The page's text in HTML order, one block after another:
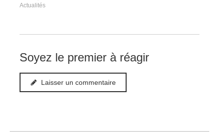
Actualités
Soyez le premier à réagir
Laisser un commentaire